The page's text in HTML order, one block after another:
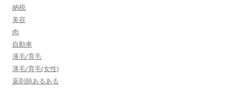
納税
美容
肉
自動車
薄毛/育毛
薄毛/育毛(女性)
薬剤師あるある